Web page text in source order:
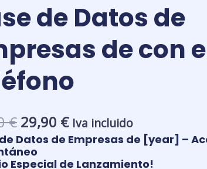
de Datos de
de con
€ El
precio
original
29,90 €El
precio
actual
Iva incluido
Datos de Empresas de [year] –
Especial de Lanzamiento!